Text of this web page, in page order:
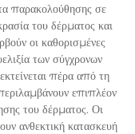
παρακολούθησης σε
του δέρματος και
οι καθορισμένες
των σύγχρονων
πέρα από τη
επιπλέον
του δέρματος. Οι
ανθεκτική κατασκευή